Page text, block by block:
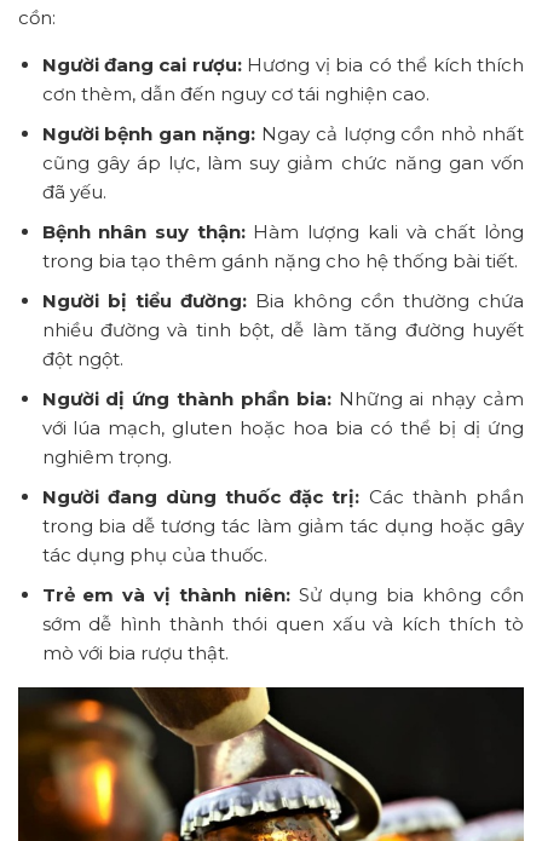
cồn:
Người đang cai rượu:Hương vị bia có thể kích thích
cơn thèm, dẫn đến nguy cơ tái nghiện cao.
Người bệnh gan nặng: Ngay cả lượng cồn nhỏ nhất
cũng gây áp lực, làm suy giảm chức năng gan vốn
đã yếu.
Bệnh nhân suy thận:Hàm lượng kali và chất lỏng
trong bia tạo thêm gánh nặng cho hệ thống bài tiết.
Người bị tiểu đường:Bia không cồn thường chứa
nhiều đường và tinh bột, dễ làm tăng đường huyết
đột ngột.
Người dị ứng thành phần bia:Những ai nhạy cảm
với lúa mạch, gluten hoặc hoa bia có thể bị dị ứng
nghiêm trọng.
Người đang dùng thuốc đặc trị: Các thành phần
trong bia dễ tương tác làm giảm tác dụng hoặc gây
tác dụng phụ của thuốc.
Trẻ em và vị thành niên:Sử dụng bia không cồn
sớm dễ hình thành thói quen xấu và kích thích tò
mò với bia rượu thật.